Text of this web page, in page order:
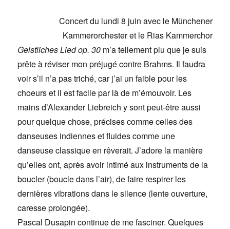
Concert du lundi 8 juin avec le Münchener
Kammerorchester et le Rias Kammerchor
Geistliches Lied op. 30 m’a tellement plu que je suis
prête à réviser mon préjugé contre Brahms. Il faudra
voir s’il n’a pas triché, car j’ai un faible pour les
choeurs et il est facile par là de m’émouvoir. Les
mains d’Alexander Liebreich y sont peut-être aussi
pour quelque chose, précises comme celles des
danseuses indiennes et fluides comme une
danseuse classique en rêverait. J’adore la manière
qu’elles ont, après avoir intimé aux instruments de la
boucler (boucle dans l’air), de faire respirer les
dernières vibrations dans le silence (lente ouverture,
caresse prolongée).
Pascal Dusapin continue de me fasciner. Quelques